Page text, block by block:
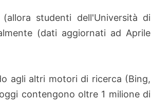
studenti dell'Università di
(dati aggiornati ad Aprile
agli altri motori di ricerca (Bing,
ggi contengono oltre 1 milione di